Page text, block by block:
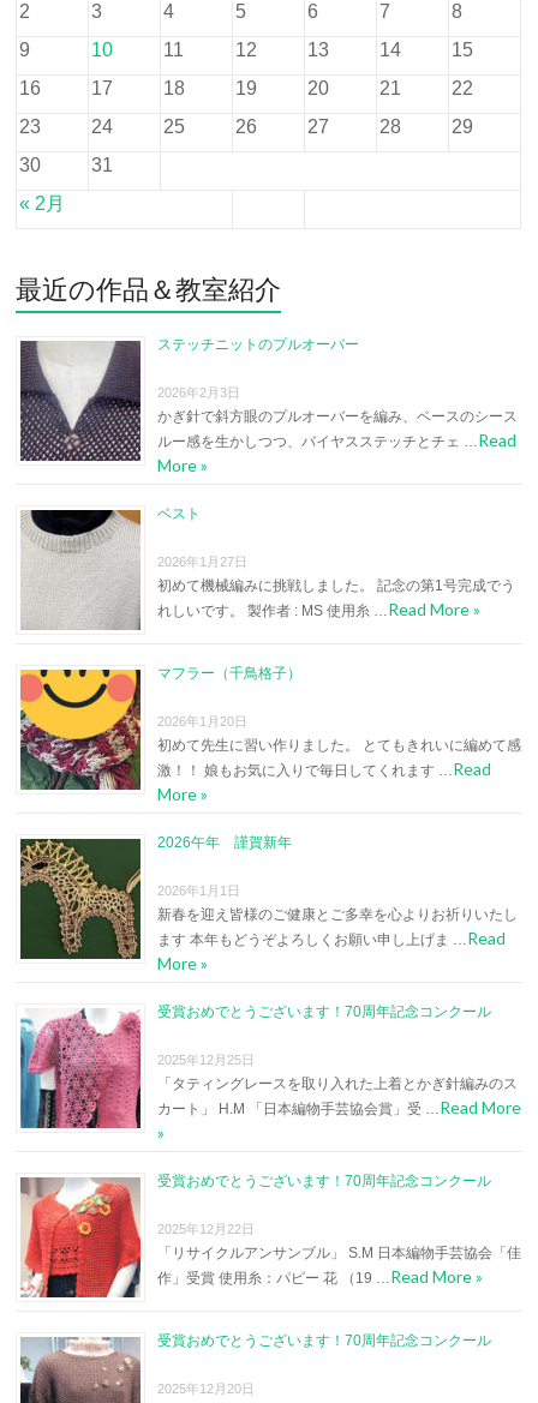
« 2月
2
3 4 5 6 7
8
9
10 11 12 13 14
15
16
17 18 19 20 21
22
23
24 25 26 27 28
29
30
31
最近の作品＆教室紹介
ステッチニットのプルオーバー
2026年2月3日
かぎ針で斜方眼のプルオーバーを編み、ベースのシース
ルー感を生かしつつ、バイヤスステッチとチェ …Read
More »
ベスト
2026年1月27日
初めて機械編みに挑戦しました。 記念の第1号完成でう
れしいです。 製作者 : MS 使用糸 …Read More »
マフラー（千鳥格子）
2026年1月20日
初めて先生に習い作りました。 とてもきれいに編めて感
激！！ 娘もお気に入りで毎日してくれます …Read
More »
2026午年 謹賀新年
2026年1月1日
新春を迎え皆様のご健康とご多幸を心よりお祈りいたし
ます 本年もどうぞよろしくお願い申し上げま …Read
More »
受賞おめでとうございます！70周年記念コンクール
2025年12月25日
「タティングレースを取り入れた上着とかぎ針編みのス
カート」 H.M 「日本編物手芸協会賞」受 …Read More
»
受賞おめでとうございます！70周年記念コンクール
2025年12月22日
「リサイクルアンサンブル」 S.M 日本編物手芸協会「佳
作」受賞 使用糸：パピー 花 （19 …Read More »
受賞おめでとうございます！70周年記念コンクール
2025年12月20日